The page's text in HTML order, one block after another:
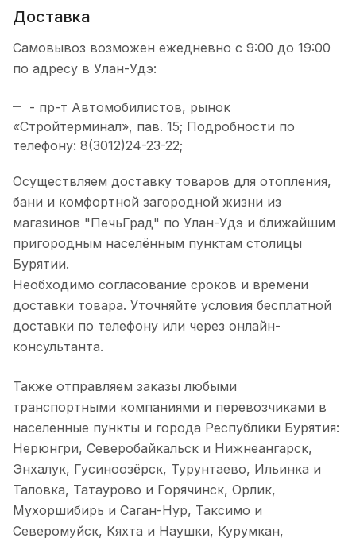
Доставка
Самовывоз возможен ежедневно с 9:00 до 19:00
по адресу в Улан-Удэ:
- пр-т Автомобилистов, рынок
«Стройтерминал», пав. 15; Подробности по
телефону: 8(3012)24-23-22;
Осуществляем доставку товаров для отопления,
бани и комфортной загородной жизни из
магазинов "ПечьГрад" по Улан-Удэ и ближайшим
пригородным населённым пунктам столицы
Бурятии.
Необходимо согласование сроков и времени
доставки товара. Уточняйте условия бесплатной
доставки по телефону или через онлайн-
консультанта.
Также отправляем заказы любыми
транспортными компаниями и перевозчиками в
населенные пункты и города Республики Бурятия:
Нерюнгри, Северобайкальск и Нижнеангарск,
Энхалук, Гусиноозёрск, Турунтаево, Ильинка и
Таловка, Татаурово и Горячинск, Орлик,
Мухоршибирь и Саган-Нур, Таксимо и
Северомуйск, Кяхта и Наушки, Курумкан,